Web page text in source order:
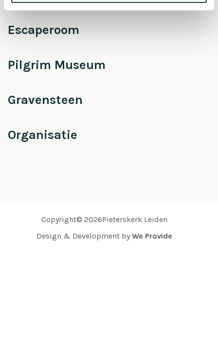
Escaperoom
Pilgrim Museum
Gravensteen
Organisatie
Copyright© 2026Pieterskerk Leiden
Design & Development by We Provide